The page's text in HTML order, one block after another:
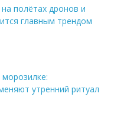
полётах дронов и
главным трендом
утренний ритуал